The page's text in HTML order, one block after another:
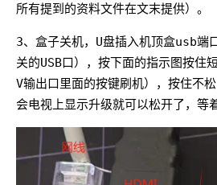
所有提到的资料文件在文末提供）。
3、盒子关机，U盘插入机顶盒usb端
关的USB口），按下面的指示图按住
V输出口里面的按键刷机），按住不
会电视上显示升级就可以松开了，等